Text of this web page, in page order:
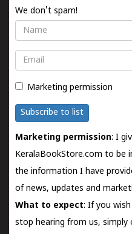
We don't spam!
Name
Email
Marketing permission
Subscribe to list
Marketing permission: I
KeralaBookStore.com to be
the information I have
of news, updates and
What to expect: If you
stop hearing from us, simply